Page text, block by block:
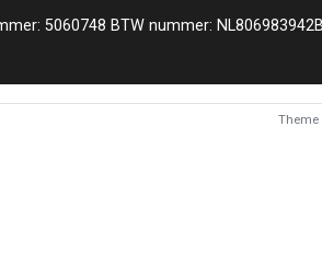
5060748 BTW nummer: